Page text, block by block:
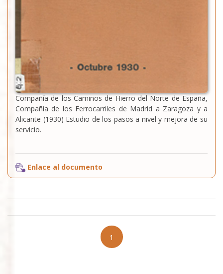
Compañía de los Caminos de Hierro del Norte de España,
Compañía de los Ferrocarriles de Madrid a Zaragoza y a
Alicante (1930) Estudio de los pasos a nivel y mejora de su
servicio.
Enlace al documento
1